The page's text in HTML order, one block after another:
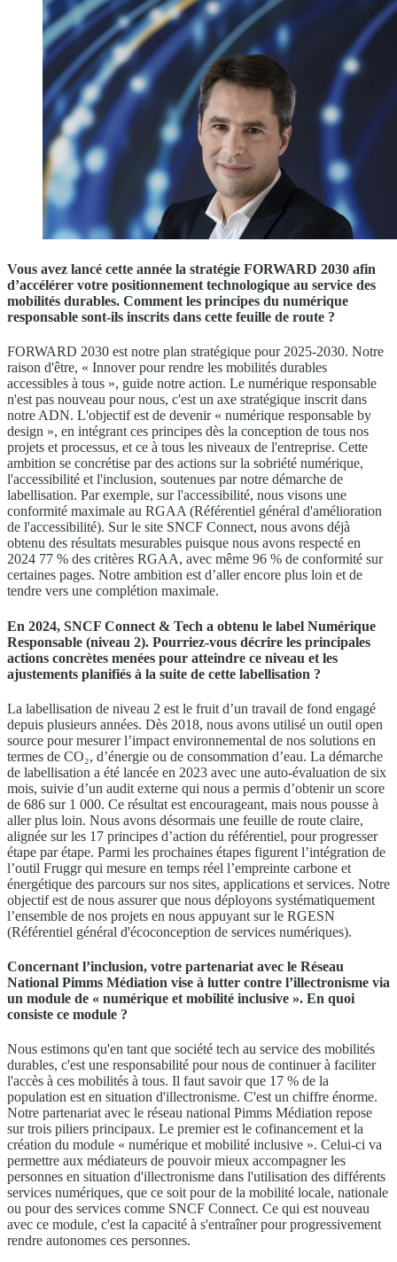
Vous avez lancé cette année la stratégie FORWARD 2030 afin
d’accélérer votre positionnement technologique au service des
mobilités durables. Comment les principes du numérique
responsable sont-ils inscrits dans cette feuille de route ?
FORWARD 2030 est notre plan stratégique pour 2025-2030. Notre
raison d'être, « Innover pour rendre les mobilités durables
accessibles à tous », guide notre action. Le numérique responsable
n'est pas nouveau pour nous, c'est un axe stratégique inscrit dans
notre ADN. L'objectif est de devenir « numérique responsable by
design », en intégrant ces principes dès la conception de tous nos
projets et processus, et ce à tous les niveaux de l'entreprise. Cette
ambition se concrétise par des actions sur la sobriété numérique,
l'accessibilité et l'inclusion, soutenues par notre démarche de
labellisation. Par exemple, sur l'accessibilité, nous visons une
conformité maximale au RGAA (Référentiel général d'amélioration
de l'accessibilité). Sur le site SNCF Connect, nous avons déjà
obtenu des résultats mesurables puisque nous avons respecté en
2024 77 % des critères RGAA, avec même 96 % de conformité sur
certaines pages. Notre ambition est d’aller encore plus loin et de
tendre vers une complétion maximale.
En 2024, SNCF Connect & Tech a obtenu le label Numérique
Responsable (niveau 2). Pourriez-vous décrire les principales
actions concrètes menées pour atteindre ce niveau et les
ajustements planifiés à la suite de cette labellisation ?
La labellisation de niveau 2 est le fruit d’un travail de fond engagé
depuis plusieurs années. Dès 2018, nous avons utilisé un outil open
source pour mesurer l’impact environnemental de nos solutions en
termes de CO₂, d’énergie ou de consommation d’eau. La démarche
de labellisation a été lancée en 2023 avec une auto-évaluation de six
mois, suivie d’un audit externe qui nous a permis d’obtenir un score
de 686 sur 1 000. Ce résultat est encourageant, mais nous pousse à
aller plus loin. Nous avons désormais une feuille de route claire,
alignée sur les 17 principes d’action du référentiel, pour progresser
étape par étape. Parmi les prochaines étapes figurent l’intégration de
l’outil Fruggr qui mesure en temps réel l’empreinte carbone et
énergétique des parcours sur nos sites, applications et services. Notre
objectif est de nous assurer que nous déployons systématiquement
l’ensemble de nos projets en nous appuyant sur le RGESN
(Référentiel général d'écoconception de services numériques).
Concernant l’inclusion, votre partenariat avec le Réseau
National Pimms Médiation vise à lutter contre l’illectronisme via
un module de « numérique et mobilité inclusive ». En quoi
consiste ce module ?
Nous estimons qu'en tant que société tech au service des mobilités
durables, c'est une responsabilité pour nous de continuer à faciliter
l'accès à ces mobilités à tous. Il faut savoir que 17 % de la
population est en situation d'illectronisme. C'est un chiffre énorme.
Notre partenariat avec le réseau national Pimms Médiation repose
sur trois piliers principaux. Le premier est le cofinancement et la
création du module « numérique et mobilité inclusive ». Celui-ci va
permettre aux médiateurs de pouvoir mieux accompagner les
personnes en situation d'illectronisme dans l'utilisation des différents
services numériques, que ce soit pour de la mobilité locale, nationale
ou pour des services comme SNCF Connect. Ce qui est nouveau
avec ce module, c'est la capacité à s'entraîner pour progressivement
rendre autonomes ces personnes.